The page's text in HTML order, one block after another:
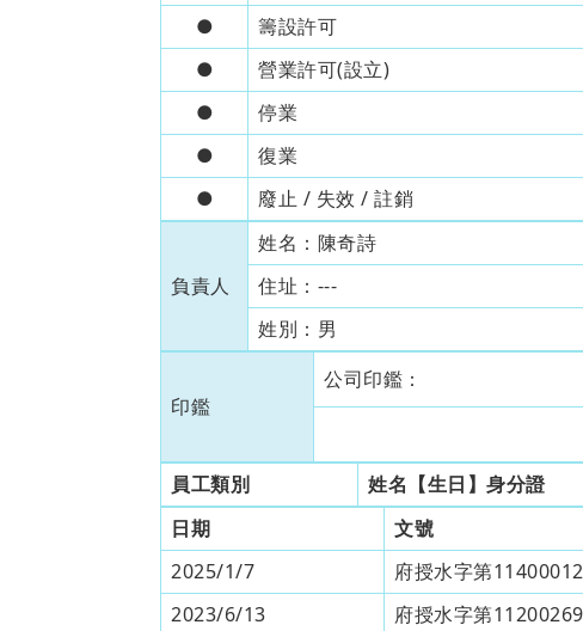
●
籌設許可
●
營業許可(設立)
●
停業
●
復業
●
廢止 / 失效 / 註銷
負責人
姓名： 陳奇詩
住址： ---
姓別： 男
印鑑
公司印鑑：
員工類別 姓名【生日】身分證
日期
文號
2025/1/7
府授水字第
2023/6/13
府授水字第